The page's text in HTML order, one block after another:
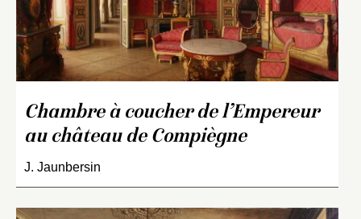
Chambre à coucher de l’Empereur
au château de Compiègne
J. Jaunbersin